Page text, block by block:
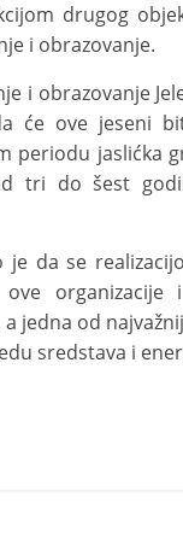
drugog
i obrazovanje.
i obrazovanje
će ove jeseni
periodu jaslićka
tri do šest
da se
organizacije
jedna od
sredstava i